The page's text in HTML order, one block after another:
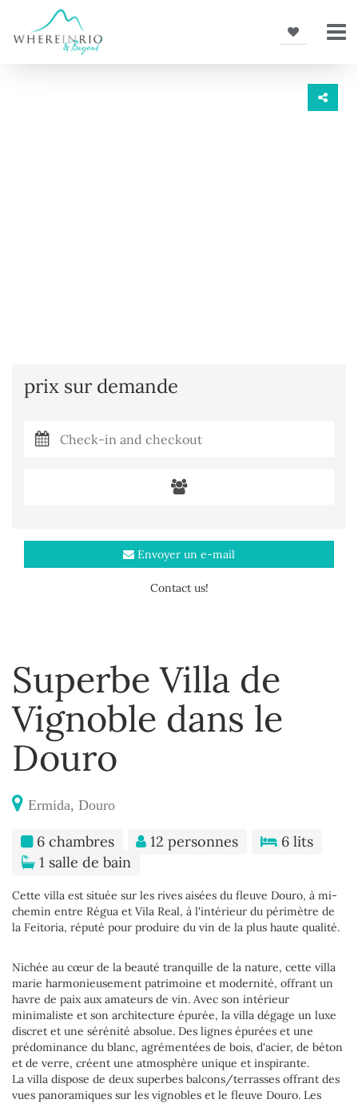
Superbe Villa de
Vignoble dans le
Douro
Ermida, Douro
6 chambres 12 personnes
6 lits
1 salle de bain
Cette villa est située sur les rives aisées du fleuve Douro, à mi-
chemin entre Régua et Vila Real, à l'intérieur du périmètre de
la Feitoria, réputé pour produire du vin de la plus haute qualité.
Nichée au cœur de la beauté tranquille de la nature, cette villa
marie harmonieusement patrimoine et modernité, offrant un
havre de paix aux amateurs de vin. Avec son intérieur
minimaliste et son architecture épurée, la villa dégage un luxe
discret et une sérénité absolue. Des lignes épurées et une
prédominance du blanc, agrémentées de bois, d'acier, de béton
et de verre, créent une atmosphère unique et inspirante.
La villa dispose de deux superbes balcons/terrasses offrant des
vues panoramiques sur les vignobles et le fleuve Douro. Les
prix sur demande
Envoyer un e-mail
Contact us!